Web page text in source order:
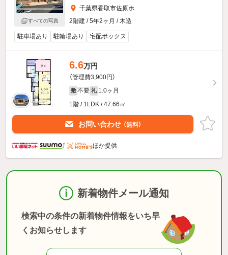
すべての写真
千葉県香取市佐原ホ
2階建 / 5年2ヶ月 / 木造
駐車場あり 駐輪場あり 宅配ボックス
6.6万円
（管理費3,900円）
敷 不要 礼 1.0ヶ月
1階 / 1LDK / 47.66㎡
お問い合わせ （無料）
ほか提供
新着物件メール通知
検索中の条件の新着物件情報をいち早
くお知らせします